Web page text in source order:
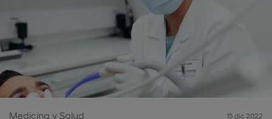
Medicina y Salud 15 dic 2022